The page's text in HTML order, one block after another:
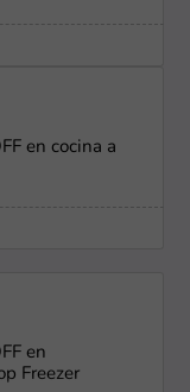
en cocina a
en
Freezer